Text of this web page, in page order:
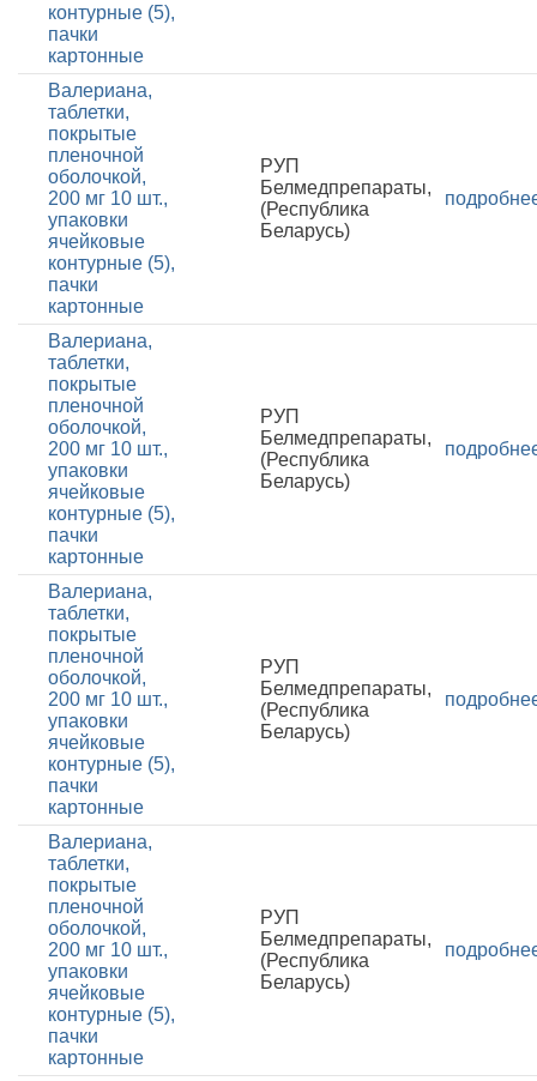
контурные (5),
пачки
картонные
Валериана,
таблетки,
покрытые
пленочной
оболочкой,
200 мг 10 шт.,
упаковки
ячейковые
контурные (5),
пачки
картонные
РУП
Белмедпрепараты,
(Республика
Беларусь)
Валериана,
таблетки,
покрытые
пленочной
оболочкой,
200 мг 10 шт.,
упаковки
ячейковые
контурные (5),
пачки
картонные
РУП
Белмедпрепараты,
(Республика
Беларусь)
Валериана,
таблетки,
покрытые
пленочной
оболочкой,
200 мг 10 шт.,
упаковки
ячейковые
контурные (5),
пачки
картонные
РУП
Белмедпрепараты,
(Республика
Беларусь)
Валериана,
таблетки,
покрытые
пленочной
оболочкой,
200 мг 10 шт.,
упаковки
ячейковые
контурные (5),
пачки
картонные
РУП
Белмедпрепараты,
(Республика
Беларусь)